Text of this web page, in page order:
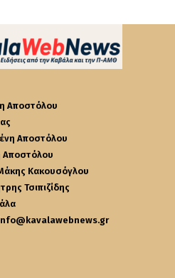
Αποστόλου
Αποστόλου
Αποστόλου
Κακουσόγλου
Τσιπιζίδης